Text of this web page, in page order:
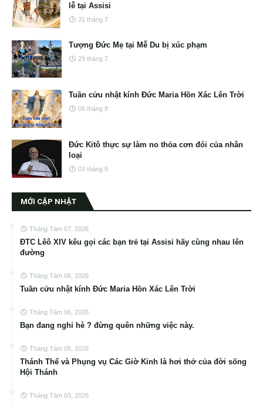
lễ tại Assisi
31 tháng 7
Tượng Đức Mẹ tại Mễ Du bị xúc phạm
29 tháng 7
Tuần cửu nhật kính Đức Maria Hồn Xác Lên Trời
06 tháng 8
Đức Kitô thực sự làm no thỏa cơn đói của nhân
loại
03 tháng 8
MỚI CẬP NHẬT
Tháng Tám 07, 2026
ĐTC Lêô XIV kêu gọi các bạn trẻ tại Assisi hãy cùng nhau lên
đường
Tháng Tám 06, 2026
Tuần cửu nhật kính Đức Maria Hồn Xác Lên Trời
Tháng Tám 06, 2026
Bạn đang nghỉ hè ? đừng quên những việc này.
Tháng Tám 05, 2026
Thánh Thể và Phụng vụ Các Giờ Kinh là hơi thở của đời sống
Hội Thánh
Tháng Tám 03, 2026